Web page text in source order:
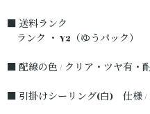
■ 送料ランク
ランク ・ Y2（ゆうパック
■ 配線の色 / クリア・ツヤ有・
■ 引掛けシーリング(白) 仕様 /